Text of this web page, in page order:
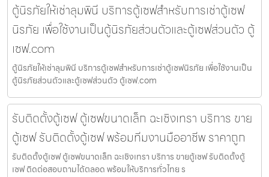
ตู้นิรภัยให้เช่าลุมพินี บริการตู้เซฟสำหรับการเช่าตู้เซฟ
นิรภัย เพื่อใช้งานเป็นตู้นิรภัยส่วนตัวและตู้เซฟส่วนตัว ตู้
เซฟ.com
ตู้นิรภัยให้เช่าลุมพินี บริการตู้เซฟสำหรับการเช่าตู้เซฟนิรภัย เพื่อใช้งานเป็น
ตู้นิรภัยส่วนตัวและตู้เซฟส่วนตัว ตู้เซฟ.com
รับติดตั้งตู้เซฟ ตู้เซฟขนาดเล็ก ฉะเชิงเทรา บริการ ขาย
ตู้เซฟ รับติดตั้งตู้เซฟ พร้อมทีมงานมืออาชีพ ราคาถูก
รับติดตั้งตู้เซฟ ตู้เซฟขนาดเล็ก ฉะเชิงเทรา บริการ ขายตู้เซฟ รับติดตั้งตู้
เซฟ ติดต่อสอบถามได้ตลอด พร้อมให้บริการทั่วไทย ร